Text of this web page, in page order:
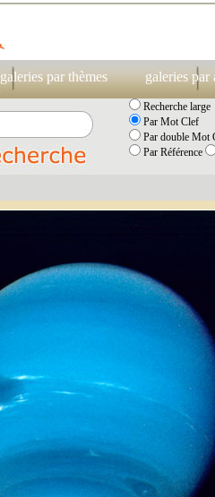
galeries par thèmes galeries par
Recherche large
Par Mot Clef
Par double Mot
Par Référence